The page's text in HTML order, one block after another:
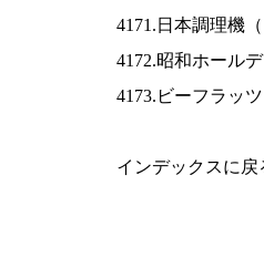
4171.日本調理機（
4172.昭和ホール
4173.ビーフラッ
インデックスに戻